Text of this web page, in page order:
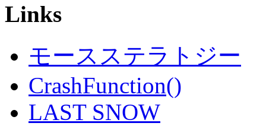
Links
モースステラトジー
CrashFunction()
LAST SNOW